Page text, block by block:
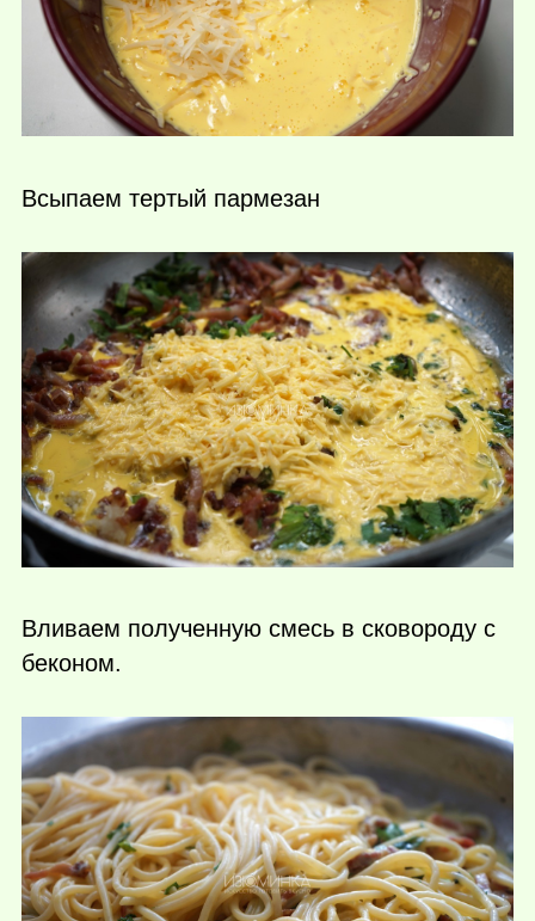
Всыпаем тертый пармезан
Вливаем полученную смесь в сковороду с
беконом.